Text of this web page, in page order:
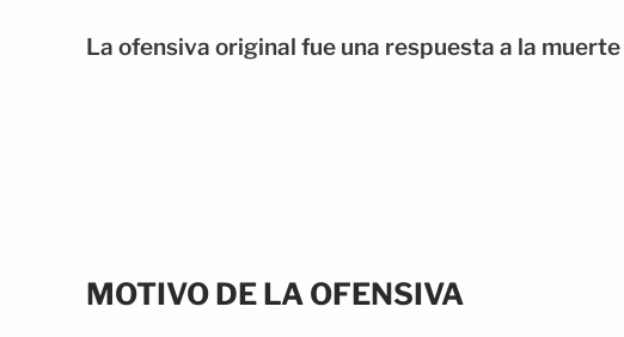
La ofensiva original fue una respuesta a la
MOTIVO DE LA OFENSIVA